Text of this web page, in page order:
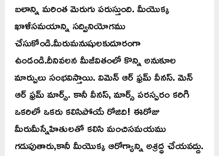
బలాన్ని మరింత మెరుగు పరుస్తుంది. మీయొక్క
ఖాళీసమయాన్ని సద్వినియోగము
చేసుకోండి.మీరుమనుషులకుదూరంగా
ఉండండి.దీనివలన మీజీవితంలో కొన్ని అనుకూల
మార్పులు సంభవిస్తాయి. విమెన్ ఆర్ ఫ్రమ్ వీనస్. మెన్
ఆర్ ఫ్రమ్ మార్స్. కానీ వీనస్, మార్స్ పరస్పరం కరిగి
ఒకరిలో ఒకరు కలిసిపోయే రోజిది! ఈరోజు
మీరుమీస్నేహితులతో కలిసి మంచిసమయము
గడుపుతారు,కానీ మీయొక్క ఆరోగ్యాన్ని అశ్రద్ధ చేయవద్దు.